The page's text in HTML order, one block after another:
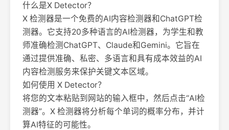
什么是X Detector？
X 检测器是一个免费的AI内容检测器和ChatGPT检
测器。它支持20多种语言的AI检测器，为学生和教
师准确检测ChatGPT、Claude和Gemini。它旨在
通过提供准确、私密、多语言和具有成本效益的AI
内容检测服务来保护关键文本区域。
如何使用 X Detector？
将您的文本粘贴到网站的输入框中，然后点击“AI检
测器”。X 检测器将分析每个单词的概率分布，并计
算AI特征的可能性。